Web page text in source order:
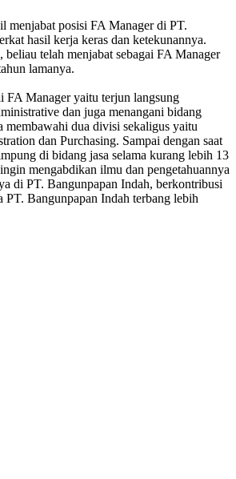
menjabat posisi FA Manager di PT.
hasil kerja keras dan ketekunannya.
beliau telah menjabat sebagai FA Manager
lamanya.
FA Manager yaitu terjun langsung
dan juga menangani bidang
membawahi dua divisi sekaligus yaitu
dan Purchasing. Sampai dengan saat
di bidang jasa selama kurang lebih 13
mengabdikan ilmu dan pengetahuannya
di PT. Bangunpapan Indah, berkontribusi
PT. Bangunpapan Indah terbang lebih